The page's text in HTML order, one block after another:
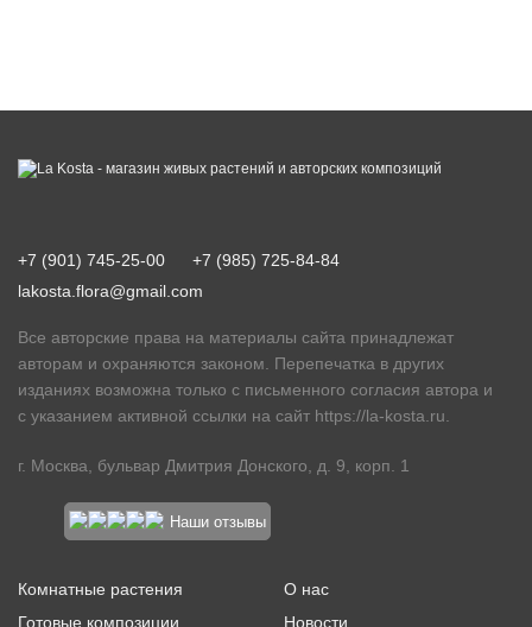
+7 (901) 745-25-00
+7 (985) 725-84-84
lakosta.flora@gmail.com
Все авторские права на материалы сайта принадлежат
авторам и охраняются законом. Перепечатка в других
изданиях возможна только с письменного согласия автора и
с указанием активной ссылки на сайт https://la-kosta.ru
г. Москва, бульвар Дмитрия Донского, д. 9, корп. 1
Наши отзывы
Комнатные растения
Готовые композиции
О нас
Новости